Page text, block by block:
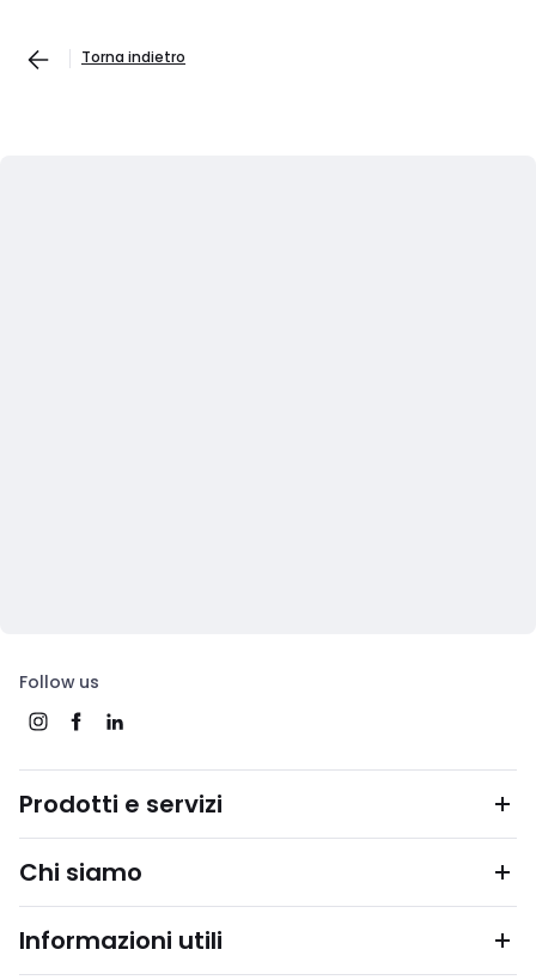
Torna indietro
Follow us
Prodotti e servizi
Chi siamo
Informazioni utili